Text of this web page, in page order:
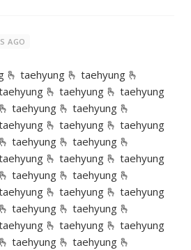
AGO
🫰 taehyung 🫰 taehyung 🫰
🫰 taehyung 🫰 taehyung
taehyung 🫰 taehyung 🫰
🫰 taehyung 🫰 taehyung
taehyung 🫰 taehyung 🫰
🫰 taehyung 🫰 taehyung
taehyung 🫰 taehyung 🫰
🫰 taehyung 🫰 taehyung
taehyung 🫰 taehyung 🫰
🫰 taehyung 🫰 taehyung
taehyung 🫰 taehyung 🫰